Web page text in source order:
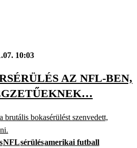
10:03
AZ NFL-BEN,
bokasérülést szenvedett,
NFLsérülésamerikai futball